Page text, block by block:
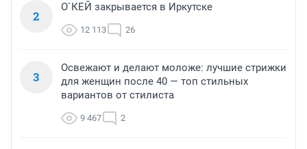
2
О`КЕЙ закрывается в Иркутске
12 113 26
3
Освежают и делают моложе: лучшие стрижки
для женщин после 40 — топ стильных
вариантов от стилиста
9 467 2